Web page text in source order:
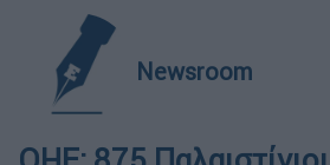
Newsroom